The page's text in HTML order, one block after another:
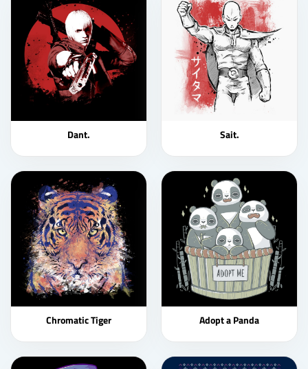
Dant. Sait.
Chromatic Tiger Adopt a Panda